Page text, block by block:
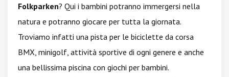
Folkparken? Qui i bambini potranno immergersi nella
natura e potranno giocare per tutta la giornata.
Troviamo infatti una pista per le biciclette da corsa
BMX, minigolf, attività sportive di ogni genere e anche
una bellissima piscina con giochi per bambini.